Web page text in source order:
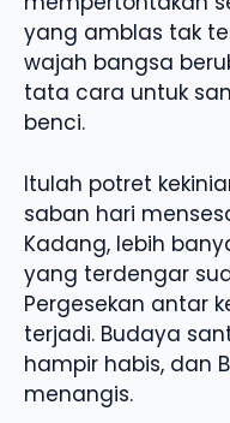
yang amblas tak
wajah bangsa
tata cara untuk
benci.
Itulah potret
saban hari
Kadang, lebih
yang terdengar
Pergesekan antar
terjadi. Budaya
hampir habis, dan
menangis.